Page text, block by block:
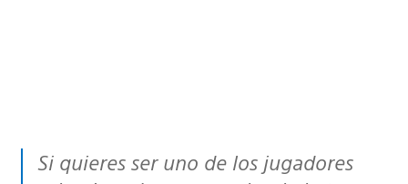
Si quieres ser uno de los jugadores